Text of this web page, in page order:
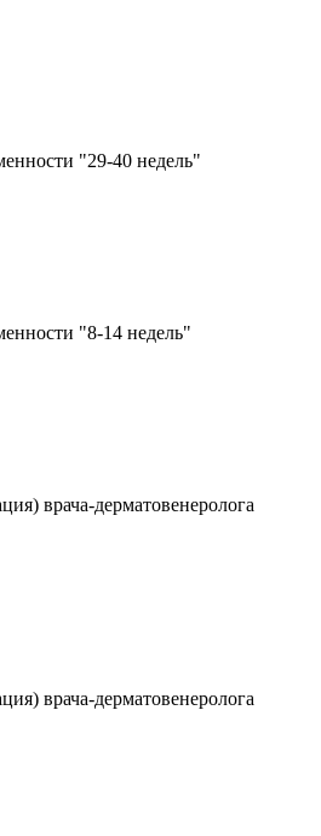
"29-40 недель"
"8-14 недель"
врача-дерматовенеролога
врача-дерматовенеролога